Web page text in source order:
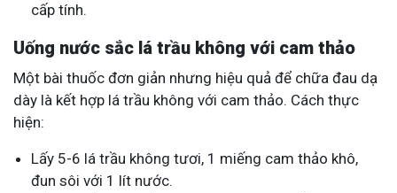
cấp tính.
Uống nước sắc lá trầu không với cam thảo
Một bài thuốc đơn giản nhưng hiệu quả để chữa đau dạ
dày là kết hợp lá trầu không với cam thảo. Cách thực
hiện:
Lấy 5-6 lá trầu không tươi, 1 miếng cam thảo khô,
đun sôi với 1 lít nước.